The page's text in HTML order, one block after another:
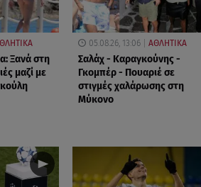
Ξανά στη
μαζί με
05.08.26, 13:06 ΑΘΛΗΤΙΚΑ
Σαλάχ - Καραγκούνης -
Γκομπέρ - Πουαριέ σε
στιγμές χαλάρωσης στη
Μύκονο